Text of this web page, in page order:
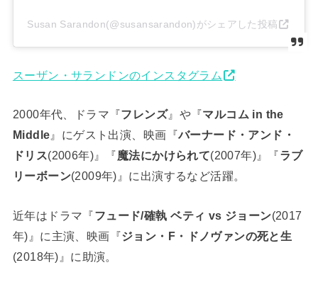
Susan Sarandon(@susansarandon)がシェアした投稿
スーザン・サランドンのインスタグラム
2000年代、ドラマ『フレンズ』や『マルコム in the
Middle 』にゲスト出演、映画『バーナード・アンド・
ドリス(2006年)』『魔法にかけられて(2007年)』『ラブ
リーボーン(2009年)』に出演するなど活躍。
近年はドラマ『フュード/確執 ベティ vs ジョーン(2017
年)』に主演、映画『ジョン・F・ドノヴァンの死と生
(2018年)』に助演。